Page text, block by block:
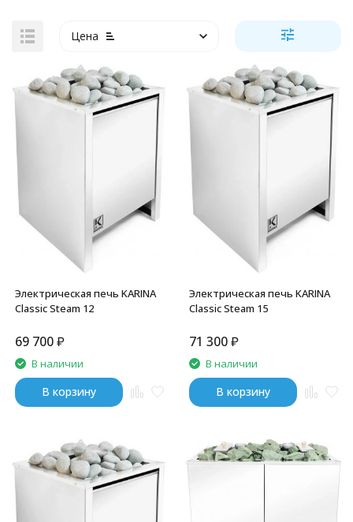
Цена
Электрическая печь KARINA
Classic Steam 12
69 700₽
В наличии
В корзину
Электрическая печь KARINA
Classic Steam 15
71 300₽
В наличии
В корзину